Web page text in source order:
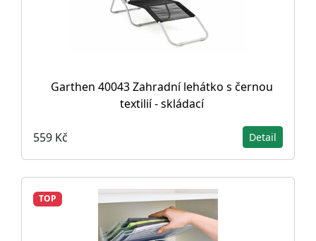
Garthen 40043 Zahradní lehátko s černou
textilií - skládací
559 Kč Detail
TOP